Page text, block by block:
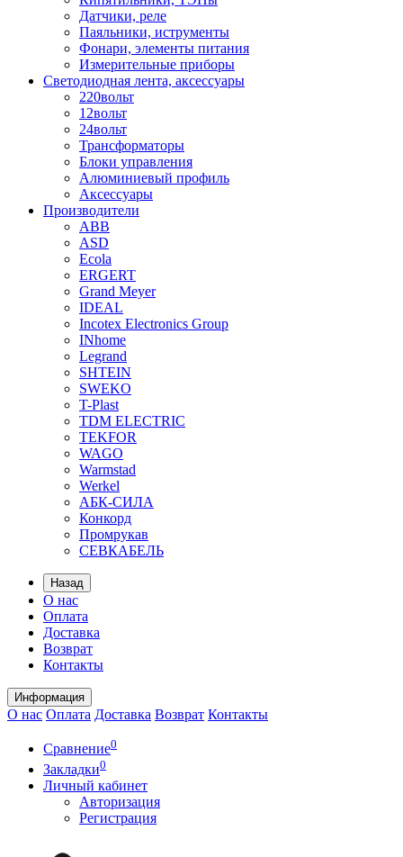
Датчики, реле
Паяльники, иструменты
Фонари, элементы питания
Измерительные приборы
Светодиодная лента, аксессуары
220вольт
12вольт
24вольт
Трансформаторы
Блоки управления
Алюминиевый профиль
Аксессуары
Производители
ABB
ASD
Ecola
ERGERT
Grand Meyer
IDEAL
Incotex Electronics Group
INhome
Legrand
SHTEIN
SWEKO
T-Plast
TDM ELECTRIC
TEKFOR
WAGO
Warmstad
Werkel
АБК-СИЛА
Конкорд
Промрукав
СЕВКАБЕЛЬ
Назад
О нас
Оплата
Доставка
Возврат
Контакты
Информация
О нас Оплата Доставка Возврат Контакты
Сравнение0
Закладки0
Личный кабинет
Авторизация
Регистрация